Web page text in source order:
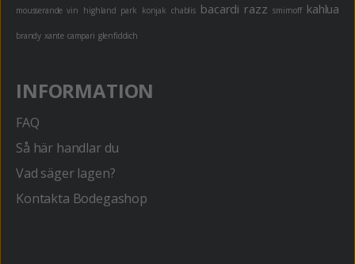
mousserande vin highland park konjak chablis bacardi razz smirnoff kahlua
brandy xante campari glenfiddich
INFORMATION
FAQ
Så här handlar du
Vad säger lagen?
Kontakta Bodegashop